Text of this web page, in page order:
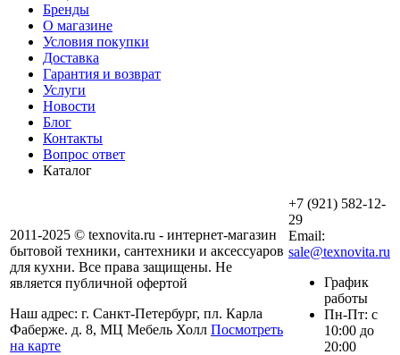
Бренды
О магазине
Условия покупки
Доставка
Гарантия и возврат
Услуги
Новости
Блог
Контакты
Вопрос ответ
Каталог
2011-2025 © texnovita.ru - интернет-магазин
бытовой техники, сантехники и аксессуаров
для кухни. Все права защищены. Не
является публичной офертой
Наш адрес: г. Санкт-Петербург, пл. Карла
Фаберже. д. 8, МЦ Мебель Холл Посмотреть
на карте
+7 (921) 582-12-
29
Email:
sale@texnovita.ru
График
работы
Пн-Пт: с
10:00 до
20:00